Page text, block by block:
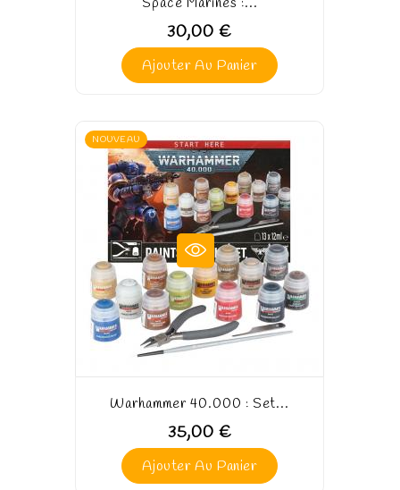
Space Marines :...
30,00 €
Ajouter Au Panier
NOUVEAU
Warhammer 40.000 : Set...
35,00 €
Ajouter Au Panier